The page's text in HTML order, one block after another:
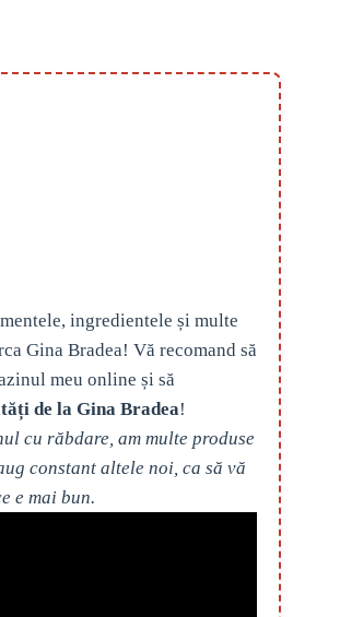
ingredientele și multe
Gina Bradea! Vă recomand să
meu online și să
de la Gina Bradea!
cu răbdare, am multe produse
constant altele noi, ca să vă
e mai bun.